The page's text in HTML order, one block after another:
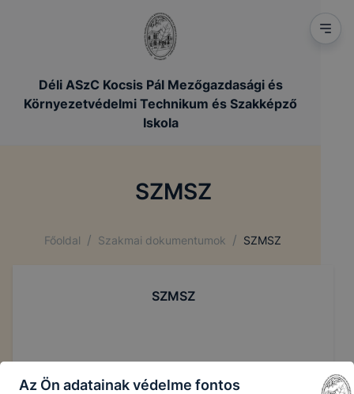
Déli ASzC Kocsis Pál Mezőgazdasági és
Környezetvédelmi Technikum és Szakképző
Iskola
SZMSZ
Főoldal / Szakmai dokumentumok / SZMSZ
SZMSZ
Az Ön adatainak védelme fontos